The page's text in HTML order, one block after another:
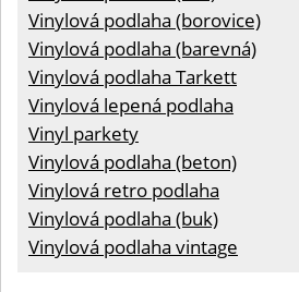
Vinylová podlaha (borovice)
Vinylová podlaha (barevná)
Vinylová podlaha Tarkett
Vinylová lepená podlaha
Vinyl parkety
Vinylová podlaha (beton)
Vinylová retro podlaha
Vinylová podlaha (buk)
Vinylová podlaha vintage